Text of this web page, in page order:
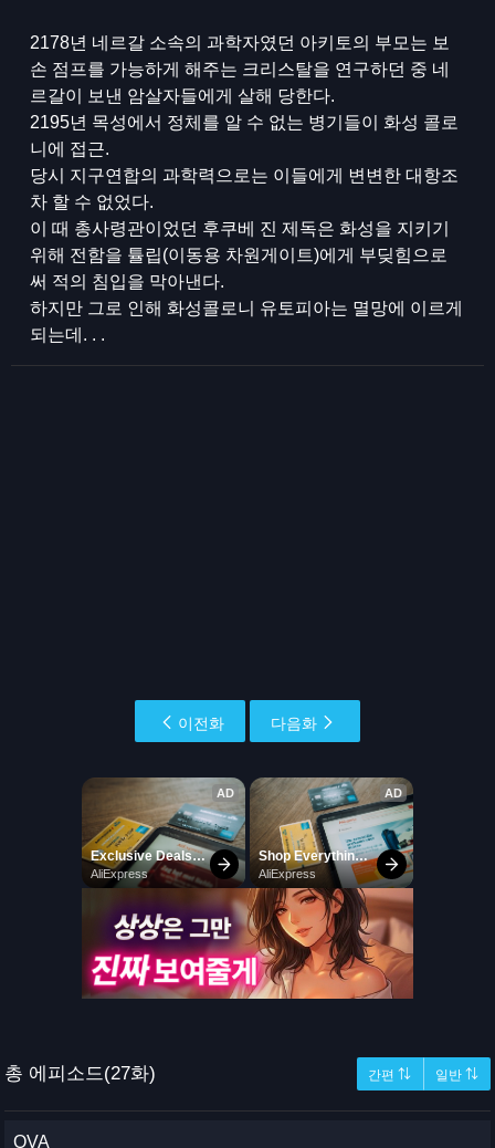
2178년 네르갈 소속의 과학자였던 아키토의 부모는 보
손 점프를 가능하게 해주는 크리스탈을 연구하던 중 네
르갈이 보낸 암살자들에게 살해 당한다.
2195년 목성에서 정체를 알 수 없는 병기들이 화성 콜로
니에 접근.
당시 지구연합의 과학력으로는 이들에게 변변한 대항조
차 할 수 없었다.
이 때 총사령관이었던 후쿠베 진 제독은 화성을 지키기
위해 전함을 튤립(이동용 차원게이트)에게 부딪힘으로
써 적의 침입을 막아낸다.
하지만 그로 인해 화성콜로니 유토피아는 멸망에 이르게
되는데. . .
이전화 다음화
총 에피소드(27화) 간편 ⇅ 일반 ⇅
OVA